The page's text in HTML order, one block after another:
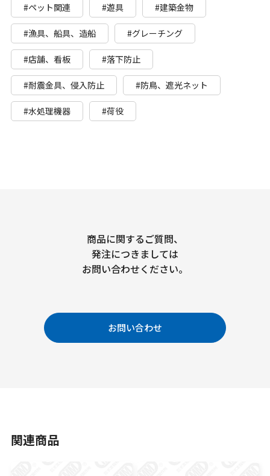
#ペット関連 #遊具 #建築金物
#漁具、船具、造船 #グレーチング
#店舗、看板 #落下防止
#耐震金具、侵入防止 #防鳥、遮光ネット
#水処理機器 #荷役
商品に関するご質問、
発注につきましては
お問い合わせください。
お問い合わせ
関連商品